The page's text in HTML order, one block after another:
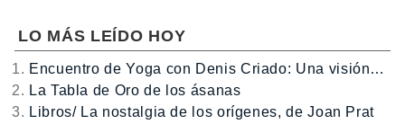
LO MÁS LEÍDO HOY
Encuentro de Yoga con Denis Criado: Una visión…
La Tabla de Oro de los ásanas
Libros/ La nostalgia de los orígenes, de Joan Prat